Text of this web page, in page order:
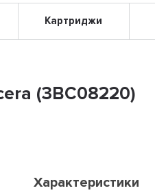
Картриджи
(3BC08220)
Характеристики